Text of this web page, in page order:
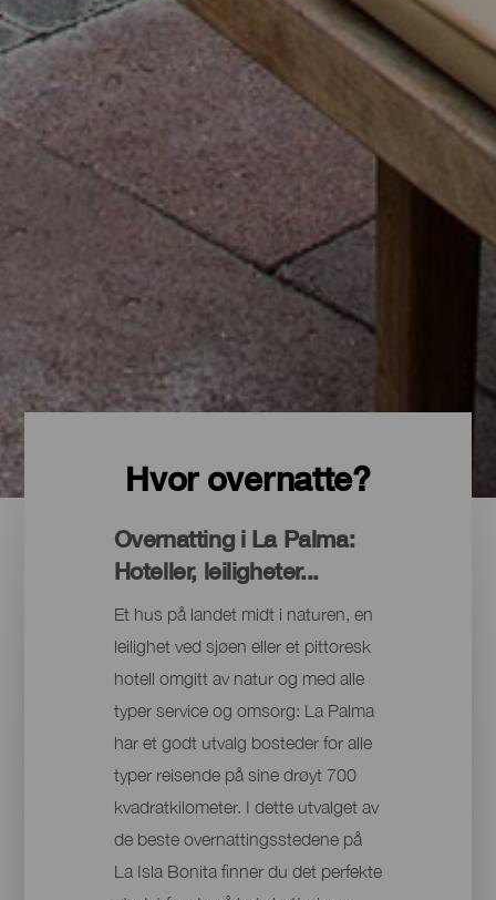
Hvor overnatte?
Overnatting i La Palma:
Hoteller, leiligheter...
Et hus på landet midt i naturen, en
leilighet ved sjøen eller et pittoresk
hotell omgitt av natur og med alle
typer service og omsorg: La Palma
har et godt utvalg bosteder for alle
typer reisende på sine drøyt 700
kvadratkilometer. I dette utvalget av
de beste overnattingsstedene på
La Isla Bonita finner du det perfekte